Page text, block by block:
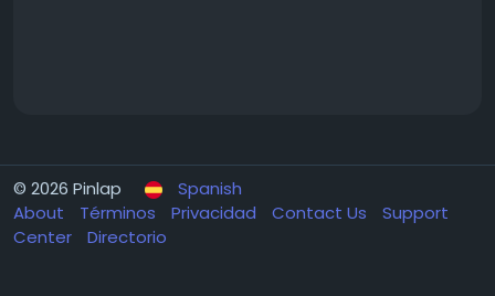
© 2026 Pinlap
Spanish
About
Términos Privacidad Contact Us
Support
Center
Directorio